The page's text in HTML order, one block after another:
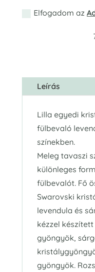
Elfogadom az
Leírás
Lilla egyedi
fülbevaló
színekben.
Meleg tavaszi
különleges
fülbevalót. Fő
Swarovski
levendula és
kézzel
gyöngyök,
gyöngyök.